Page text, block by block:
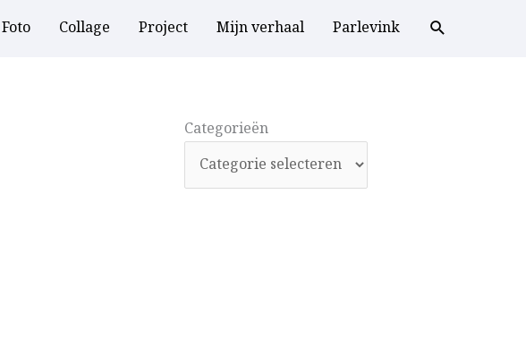
Foto Collage Project Mijn verhaal Parlevink
Categorieën
Categorieën